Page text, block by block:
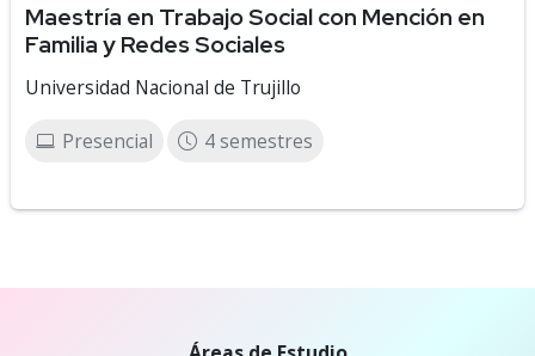
Maestría en Trabajo Social con Mención en
Familia y Redes Sociales
Universidad Nacional de Trujillo
Presencial 4 semestres